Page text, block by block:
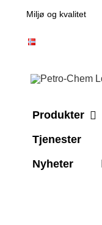
content
Miljø og kvalitet
Produkter
Tjenester
Nyheter